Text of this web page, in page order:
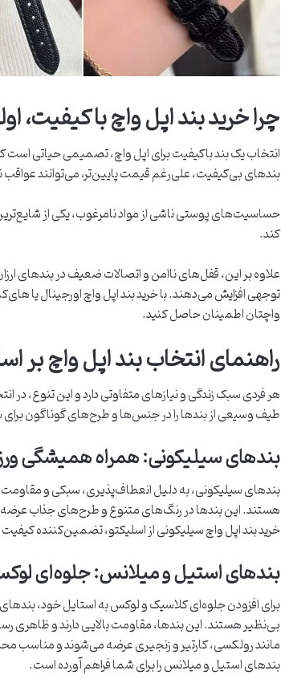
چرا خرید بند اپل واچ با
انتخاب یک بند باکیفیت برای اپل واچ، تصمیمی حیاتی
بندهای بی‌کیفیت، علی‌رغم قیمت پایین‌تر، می‌توانند عواقب
حساسیت‌های پوستی ناشی از مواد نامرغوب، یکی از
کند.
علاوه بر این، قفل‌های ناامن و اتصالات ضعیف در بندهای
توجهی افزایش می‌دهند. با خرید بند اپل واچ اورجینال یا
واچتان اطمینان حاصل کنید.
راهنمای انتخاب بند اپل واچ
هر فردی سبک زندگی و نیازهای متفاوتی دارد و این تنوع،
طیف وسیعی از بندها را در جنس‌ها و طرح‌های گوناگون
بندهای سیلیکونی: همراه همیشگی
بندهای سیلیکونی، به دلیل انعطاف‌پذیری، سبکی و مقاومت
هستند. این بندها در رنگ‌های متنوع و طرح‌های جذاب عرضه
خرید بند اپل واچ سیلیکونی از اسلیکتو، تضمین‌کننده
بندهای استیل و میلانس: جلوه‌ای
برای افزودن جلوه‌ای کلاسیک و لوکس به استایل خود،
بی‌نظیر هستند. این بندها، مقاومت بالایی دارند و
مانند رولکسی، کارتیر و زنجیری عرضه می‌شوند و مناسب
بندهای استیل و میلانس را برای شما فراهم آورده است.